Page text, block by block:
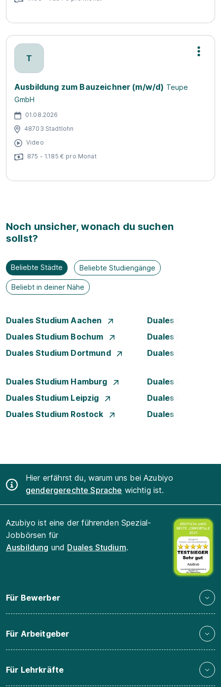
T
Ausbildung zum Bauzeichner (m/w/d) Teupe
GmbH
01.08.2026
48703 Stadtlohn
Video
875 - 1.185 € pro Monat
Noch unsicher, wonach du suchen
sollst?
Beliebte Städte Beliebte Studiengänge
Beliebt in deiner Nähe
Duales Studium Aachen
Duales Studium
Duales Studium Bochum
Duales Studium
Duales Studium Dortmund
Duales Studium
Duales Studium Hamburg
Duales Studium
Duales Studium Leipzig
Duales Studium
Duales Studium Rostock
Duales Studium
Hier erfährst du, warum uns bei Azubiyo
gendergerechte Sprache wichtig ist.
Azubiyo ist eine der führenden Spezial-
Jobbörsen für
Ausbildung und Duales Studium.
Für Bewerber
Für Arbeitgeber
Für Lehrkräfte